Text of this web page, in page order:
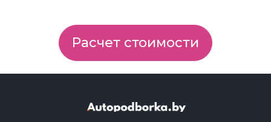
Расчет стоимости